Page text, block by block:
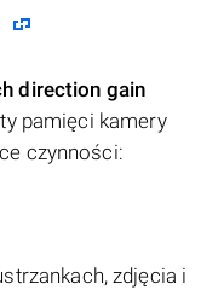
direction gain
pamięci kamery
czynności:
zdjęcia i